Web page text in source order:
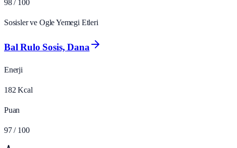
98 / 100
Sosisler ve Ogle Yemegi Etleri
Bal Rulo Sosis, Dana
Enerji
182 Kcal
Puan
97 / 100